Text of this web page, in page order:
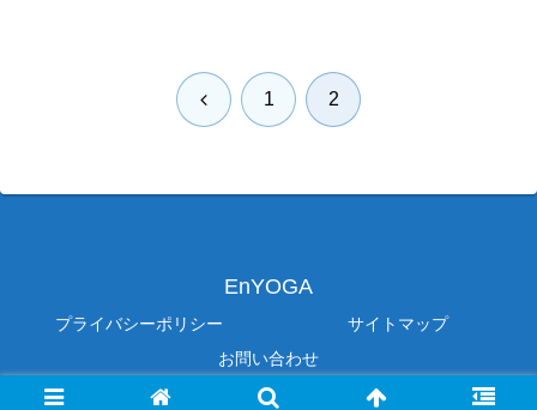
前 1 2
EnYOGA
プライバシーポリシー
サイトマップ
お問い合わせ
© 2020 EnYOGA.